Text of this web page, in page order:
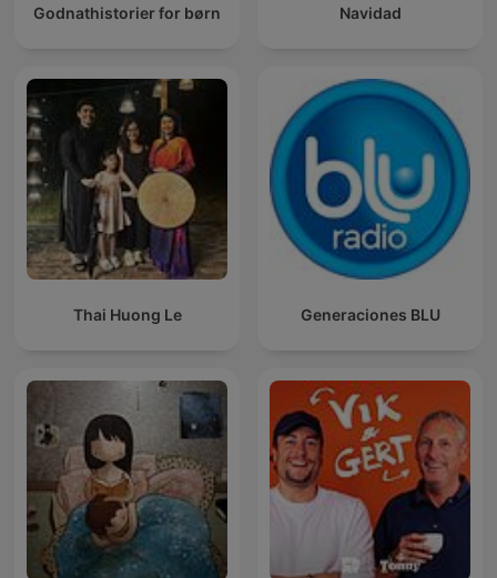
Godnathistorier for børn Navidad
Thai Huong Le Generaciones BLU